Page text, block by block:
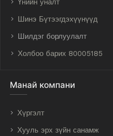
Үнийн уналт
Шинэ Бүтээгдэхүүнүүд
Шилдэг борлуулалт
Холбоо барих 80005185
Манай компани
Хүргэлт
Хууль эрх зүйн санамж